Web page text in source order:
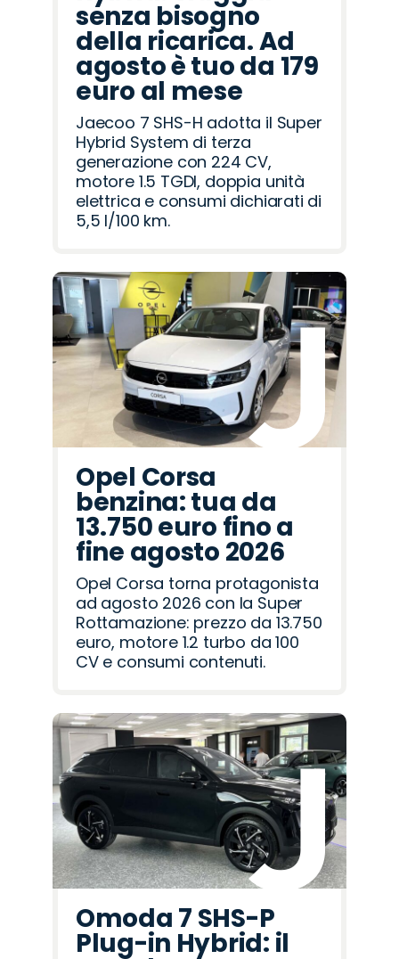
senza bisogno
della ricarica. Ad
agosto è tuo da 179
euro al mese
Jaecoo 7 SHS-H adotta il Super
Hybrid System di terza
generazione con 224 CV,
motore 1.5 TGDI, doppia unità
elettrica e consumi dichiarati di
5,5 l/100 km.
Opel Corsa
benzina: tua da
13.750 euro fino a
fine agosto 2026
Opel Corsa torna protagonista
ad agosto 2026 con la Super
Rottamazione: prezzo da 13.750
euro, motore 1.2 turbo da 100
CV e consumi contenuti.
Omoda 7 SHS-P
Plug-in Hybrid: il